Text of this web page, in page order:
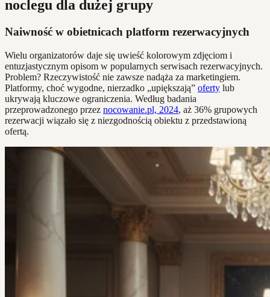
noclegu dla dużej grupy
Naiwność w obietnicach platform rezerwacyjnych
Wielu organizatorów daje się uwieść kolorowym zdjęciom i
entuzjastycznym opisom w popularnych serwisach rezerwacyjnych.
Problem? Rzeczywistość nie zawsze nadąża za marketingiem.
Platformy, choć wygodne, nierzadko „upiększają” oferty lub
ukrywają kluczowe ograniczenia. Według badania
przeprowadzonego przez nocowanie.pl, 2024, aż 36% grupowych
rezerwacji wiązało się z niezgodnością obiektu z przedstawioną
ofertą.